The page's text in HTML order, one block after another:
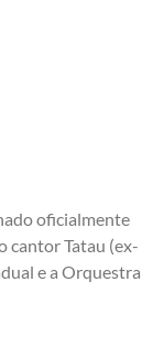
oficialmente
cantor Tatau (ex-
e a Orquestra